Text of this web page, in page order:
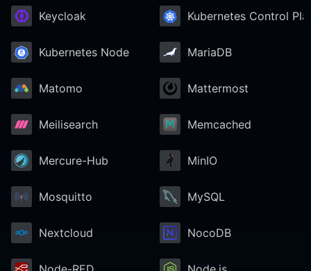
Keycloak Kubernetes Control
Kubernetes Node MariaDB
Matomo Mattermost
Meilisearch Memcached
Mercure-Hub MinIO
Mosquitto MySQL
Nextcloud NocoDB